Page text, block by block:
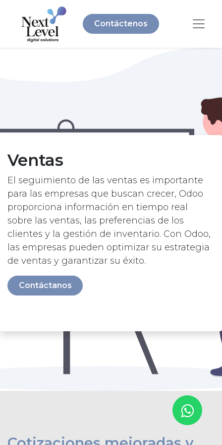
Contáctenos
Ventas
El seguimiento de las ventas es importante
para las empresas que buscan crecer, Odoo
proporciona información en tiempo real
sobre las ventas, las preferencias de los
clientes y la gestión de inventario. Con Odoo,
las empresas pueden optimizar su estrategia
de ventas y garantizar su éxito.
Contáctanos